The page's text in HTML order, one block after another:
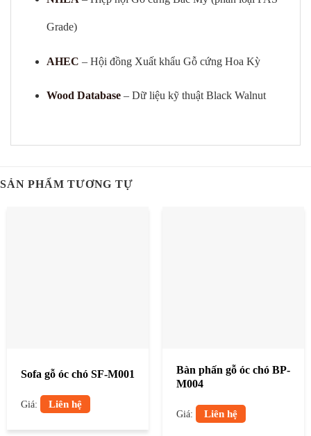
Grade)
AHEC – Hội đồng Xuất khẩu Gỗ cứng Hoa Kỳ
Wood Database– Dữ liệu kỹ thuật Black Walnut
SẢN PHẨM TƯƠNG TỰ
Sofa gỗ óc chó SF-M001
Giá: Liên hệ
Bàn phấn gỗ óc chó BP-
M004
Giá: Liên hệ